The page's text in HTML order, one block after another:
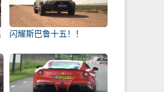
闪耀斯巴鲁十五！！